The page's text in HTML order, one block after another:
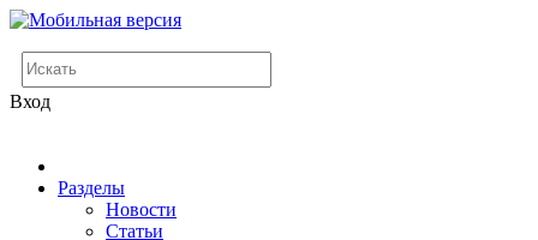
Вход
Разделы
Новости
Статьи